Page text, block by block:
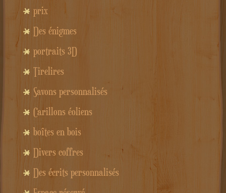
prix
Des énigmes
portraits 3D
Tirelires
Savons personnalisés
Carillons éoliens
boîtes en bois
Divers coffres
Des écrits personnalisés